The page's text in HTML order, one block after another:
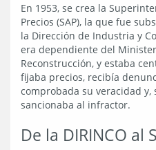
En 1953, se crea la
Precios (SAP), la que fue
la Dirección de Industria y
era dependiente del
Reconstrucción, y estaba
fijaba precios, recibía
comprobada su veracidad y,
sancionaba al infractor.
De la DIRINCO al